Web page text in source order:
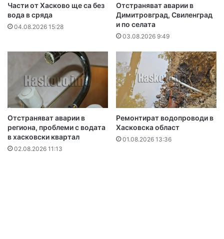
Части от Хасково ще са без
вода в сряда
04.08.2026 15:28
Отстраняват аварии в
Димитровград, Свиленград
и по селата
03.08.2026 9:49
Отстраняват аварии в
региона, проблеми с водата
в хасковски квартал
02.08.2026 11:13
Ремонтират водопроводи в
Хасковска област
01.08.2026 13:36